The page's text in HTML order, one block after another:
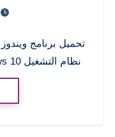
نظام التشغيل Windows 10 مصمم للاستخدام…